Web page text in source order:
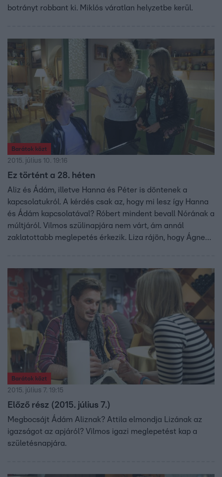
botrányt robbant ki. Miklós váratlan helyzetbe kerül.
Barátok közt
2015. július 10. 19:16
Ez történt a 28. héten
Aliz és Ádám, illetve Hanna és Péter is döntenek a
kapcsolatukról. A kérdés csak az, hogy mi lesz így Hanna
és Ádám kapcsolatával? Róbert mindent bevall Nórának a
múltjáról. Vilmos szülinapjára nem várt, ám annál
zaklatottabb meglepetés érkezik. Liza rájön, hogy Ágnes
Zsoltnak az életében. Mivel Róbertnek pénzre van
szüksége, így azt károsítja meg, aki erre soha nem
számítana. Zsófi megdöbbentő vallomással áll Tóbiás elé.
Barátok közt
2015. július 7. 19:15
Előző rész (2015. július 7.)
Megbocsájt Ádám Aliznak? Attila elmondja Lizának az
igazságot az apjáról? Vilmos igazi meglepetést kap a
születésnapjára.